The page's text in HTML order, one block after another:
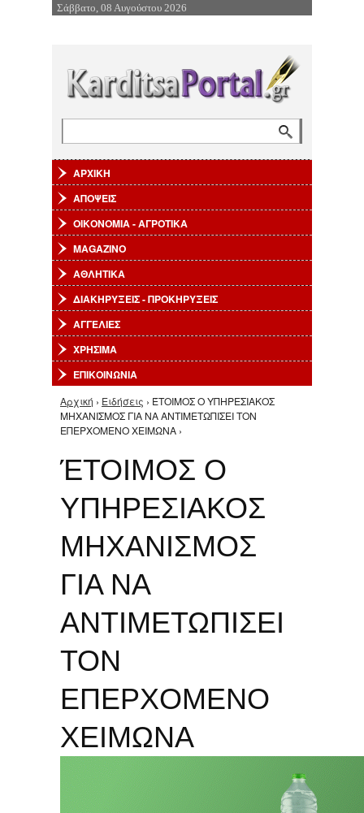
Επιστροφή στην Πλοήγηση
Σάββατο, 08 Αυγούστου 2026
ΑΡΧΙΚΗ
ΑΠΟΨΕΙΣ
ΟΙΚΟΝΟΜΙΑ - ΑΓΡΟΤΙΚΑ
MAGAZINO
ΑΘΛΗΤΙΚΑ
ΔΙΑΚΗΡΥΞΕΙΣ - ΠΡΟΚΗΡΥΞΕΙΣ
ΑΓΓΕΛΙΕΣ
ΧΡΗΣΙΜΑ
ΕΠΙΚΟΙΝΩΝΙΑ
Είστε εδώ
Αρχική › Ειδήσεις › ΈΤΟΙΜΟΣ Ο ΥΠΗΡΕΣΙΑΚΟΣ
ΜΗΧΑΝΙΣΜΟΣ ΓΙΑ ΝΑ ΑΝΤΙΜΕΤΩΠΙΣΕΙ ΤΟΝ
ΕΠΕΡΧΟΜΕΝΟ ΧΕΙΜΩΝΑ ›
ΈΤΟΙΜΟΣ Ο
ΥΠΗΡΕΣΙΑΚΟΣ
ΜΗΧΑΝΙΣΜΟΣ
ΓΙΑ ΝΑ
ΑΝΤΙΜΕΤΩΠΙΣΕΙ
ΤΟΝ
ΕΠΕΡΧΟΜΕΝΟ
ΧΕΙΜΩΝΑ